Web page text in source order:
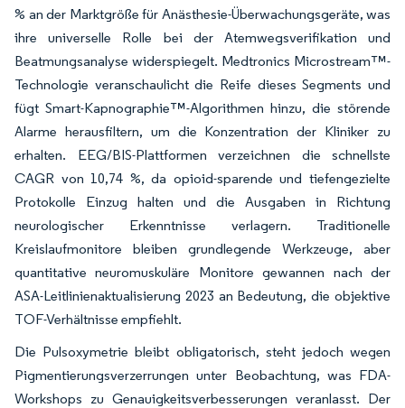
% an der Marktgröße für Anästhesie-Überwachungsgeräte, was
ihre universelle Rolle bei der Atemwegsverifikation und
Beatmungsanalyse widerspiegelt. Medtronics Microstream™-
Technologie veranschaulicht die Reife dieses Segments und
fügt Smart-Kapnographie™-Algorithmen hinzu, die störende
Alarme herausfiltern, um die Konzentration der Kliniker zu
erhalten. EEG/BIS-Plattformen verzeichnen die schnellste
CAGR von 10,74 %, da opioid-sparende und tiefengezielte
Protokolle Einzug halten und die Ausgaben in Richtung
neurologischer Erkenntnisse verlagern. Traditionelle
Kreislaufmonitore bleiben grundlegende Werkzeuge, aber
quantitative neuromuskuläre Monitore gewannen nach der
ASA-Leitlinienaktualisierung 2023 an Bedeutung, die objektive
TOF-Verhältnisse empfiehlt.
Die Pulsoxymetrie bleibt obligatorisch, steht jedoch wegen
Pigmentierungsverzerrungen unter Beobachtung, was FDA-
Workshops zu Genauigkeitsverbesserungen veranlasst. Der